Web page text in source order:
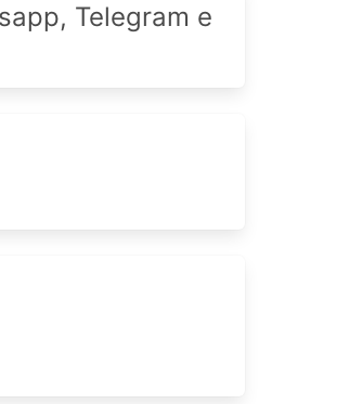
Telegram e